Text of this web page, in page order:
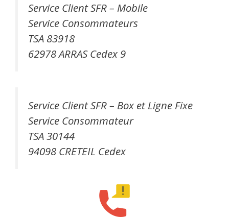
Service Client SFR – Mobile
Service Consommateurs
TSA 83918
62978 ARRAS Cedex 9
Service Client SFR – Box et Ligne Fixe
Service Consommateur
TSA 30144
94098 CRETEIL Cedex